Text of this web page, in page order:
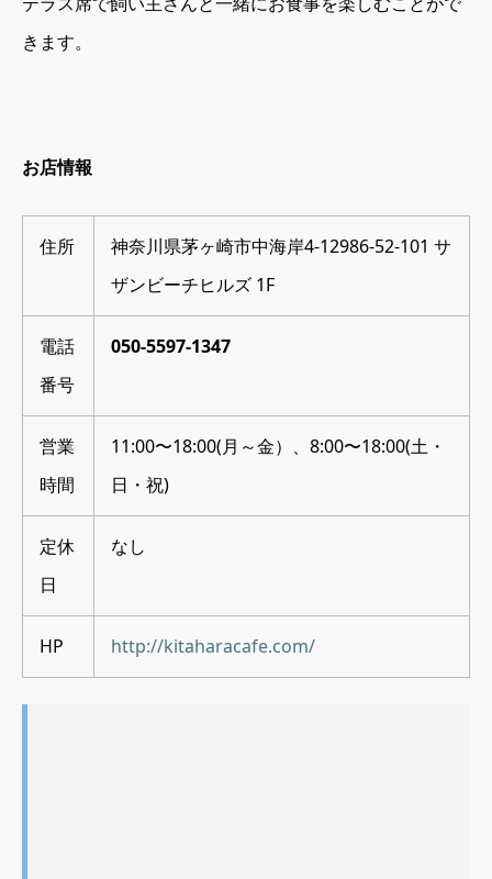
きます。
お店情報
住所
神奈川県茅ヶ崎市中海岸4-12986-52-101 サ
ザンビーチヒルズ 1F
電話
番号
050-5597-1347
営業
時間
11:00〜18:00(月～金）、8:00〜18:00(土・
日・祝)
定休
日
なし
HP http://kitaharacafe.com/